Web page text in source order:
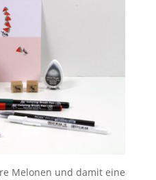
Melonen und damit eine